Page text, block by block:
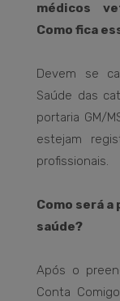
médicos
Como fica
Devem se
Saúde das
portaria GM/
estejam
profissionais.
Como será
saúde?
Após o
Conta